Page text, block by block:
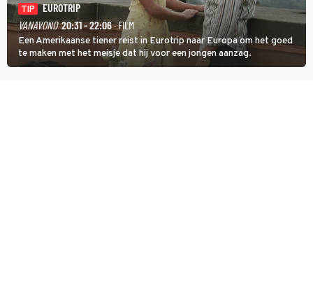
TIP
EUROTRIP
VANAVOND 20:31 - 22:06· FILM
Een Amerikaanse tiener reist in Eurotrip naar Europa om het goed
te maken met het meisje dat hij voor een jongen aanzag.